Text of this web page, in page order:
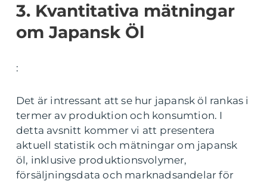
3. Kvantitativa mätningar
om Japansk Öl
:
Det är intressant att se hur japansk öl rankas i
termer av produktion och konsumtion. I
detta avsnitt kommer vi att presentera
aktuell statistik och mätningar om japansk
öl, inklusive produktionsvolymer,
försäljningsdata och marknadsandelar för